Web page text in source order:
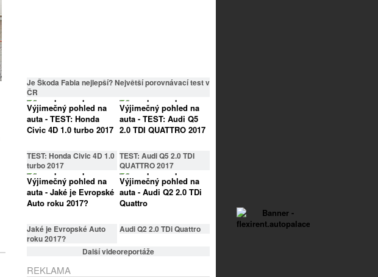
Je Škoda Fabia nejlepší? Největší porovnávací test v
ČR
TEST: Honda Civic 4D 1.0
turbo 2017
TEST: Audi Q5 2.0 TDI
QUATTRO 2017
Jaké je Evropské Auto
roku 2017?
Audi Q2 2.0 TDi Quattro
Další videoreportáže
REKLAMA